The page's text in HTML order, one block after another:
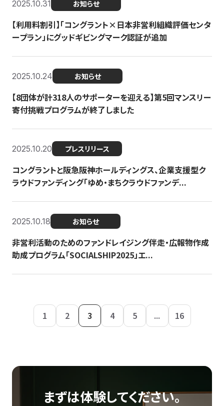
2025.10.31 お知らせ
【利用料割引】「コングラント×日本非営利組織評価センタ
ープラン」にグッドギビングマーク認証が追加
2025.10.24 お知らせ
【8団体が計318人のサポーターを迎える】​​第5回マンスリー
寄付挑戦プログラムが終了しました
2025.10.20 プレスリリース
コングラントと阪急阪神ホールディングス、企業支援型ク
ラウドファンディング「ゆめ・まちクラウドファンデ...
2025.10.18 お知らせ
非営利活動のためのファンドレイジング伴走・広報物作成
助成プログラム「SOCIALSHIP2025」エ...
1 2 3 4 5 ... 16
まずは体験してください。